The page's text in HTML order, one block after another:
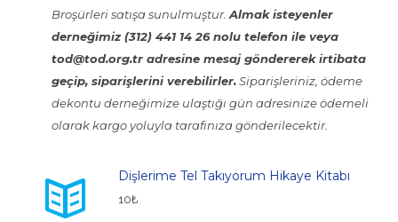
Broşürleri satışa sunulmuştur. Almak isteyenler
derneğimiz (312) 441 14 26 nolu telefon ile veya
tod@tod.org.tr adresine mesaj göndererek irtibata
geçip, siparişlerini verebilirler.Siparişleriniz, ödeme
dekontu derneğimize ulaştığı gün adresinize ödemeli
olarak kargo yoluyla tarafınıza gönderilecektir.
Dişlerime Tel Takıyorum Hikaye Kitabı
10₺